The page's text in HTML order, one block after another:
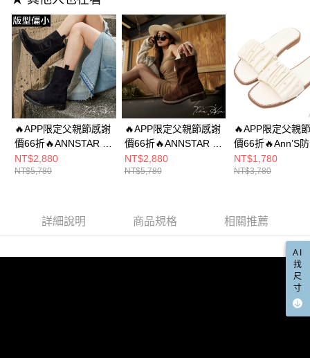
https://aftee.tw/terms/#terms3
３．未成年的使用者請事先徵得法定代理人或監護人之同意方可使用
「AFTEE先享後付」，若未經同意申辦者引起之損失，本公司不負相關責
任。
４．使用「AFTEE先享後付」時，將依據個別帳號之用戶狀況，依本公司即
時審查核予不同之上限額度；若仍有額度不足之情形，本公司將視審查結果
請求用戶進行身份認證。
５．嚴禁一人註冊多個帳號或使用他人資訊註冊。若發現惡意使用之情形，
恩沛科技股份有限公司將有權停止該用戶之使用額度並採取法律行動。
🔥APP限定父親節感謝
價66折🔥ANNSTAR 晞
晞聯名-慵懶午後魔法
小耳朵防潑水絨布軟軟
NT$2,880
NT$5,780
🔥APP限定父親節感謝
價66折🔥ANNSTAR 晞
晞聯名-慵懶午後魔法
小耳朵防潑水絨布軟軟
NT$2,880
NT$5,780
🔥APP限定父親
價66折🔥Ann’S
爽膚皮-軟綿抓皺
珍珠方頭拖鞋
NT$1,780
NT$3,780
詳細說明 商品規格 相關推薦
AI
找
尺
寸